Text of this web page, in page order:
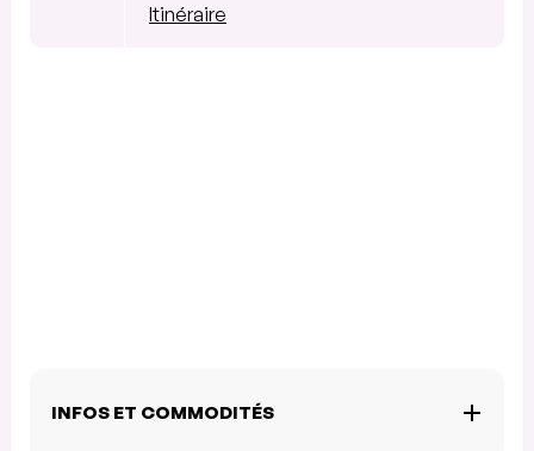
Itinéraire
INFOS ET COMMODITÉS